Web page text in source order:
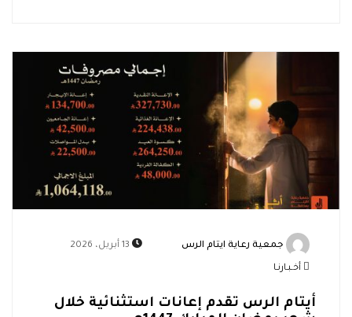
جمعية رعاية ايتام الرس
أخـبـارنـا
أيتام الرس تقدم إعانات استثنائية خلال